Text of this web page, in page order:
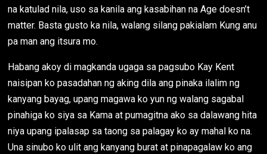
na katulad nila, uso sa kanila ang kasabihan na Age doesn’t
matter. Basta gusto ka nila, walang silang pakialam Kung anu
pa man ang itsura mo.
Habang akoy di magkanda ugaga sa pagsubo Kay Kent
naisipan ko pasadahan ng aking dila ang pinaka ilalim ng
kanyang bayag, upang magawa ko yun ng walang sagabal
pinahiga ko siya sa Kama at pumagitna ako sa dalawang hita
niya upang ipalasap sa taong sa palagay ko ay mahal ko na.
Una sinubo ko ulit ang kanyang burat at pinapagalaw ko ang